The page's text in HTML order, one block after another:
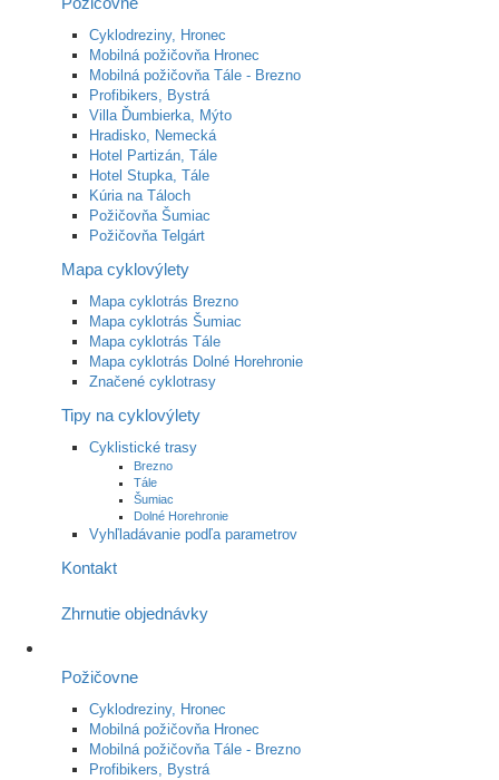
Cyklodreziny, Hronec
Mobilná požičovňa Hronec
Mobilná požičovňa Tále - Brezno
Profibikers, Bystrá
Villa Ďumbierka, Mýto
Hradisko, Nemecká
Hotel Partizán, Tále
Hotel Stupka, Tále
Kúria na Táloch
Požičovňa Šumiac
Požičovňa Telgárt
Mapa cyklovýlety
Mapa cyklotrás Brezno
Mapa cyklotrás Šumiac
Mapa cyklotrás Tále
Mapa cyklotrás Dolné Horehronie
Značené cyklotrasy
Tipy na cyklovýlety
Cyklistické trasy
Brezno
Tále
Šumiac
Dolné Horehronie
Vyhľladávanie podľa parametrov
Kontakt
Zhrnutie objednávky
Požičovne
Cyklodreziny, Hronec
Mobilná požičovňa Hronec
Mobilná požičovňa Tále - Brezno
Profibikers, Bystrá